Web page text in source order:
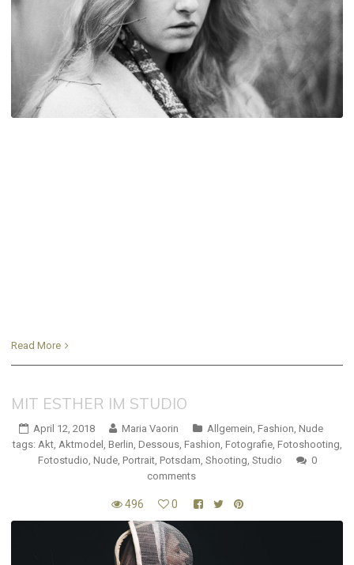
Read More
MIT ESTHER IM STUDIO
April 12, 2018 Maria Vaorin Allgemein, Fashion, Nude
tags: Akt, Aktmodel , Berlin, Dessous, Fashion, Fotografie, Fotoshooting,
Fotostudio, Nude, Portrait, Potsdam, Shooting, Studio
0
comments
496 0